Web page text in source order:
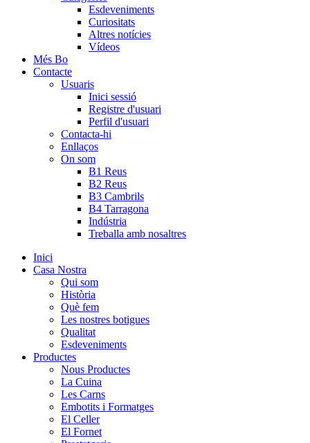
Esdeveniments
Curiositats
Altres notícies
Vídeos
Més Bo
Contacte
Usuaris
Inici sessió
Registre d'usuari
Perfil d'usuari
Contacta-hi
Enllaços
On som
B1 Reus
B2 Reus
B3 Cambrils
B4 Tarragona
Indústria
Treballa amb nosaltres
Inici
Casa Nostra
Qui som
Història
Què fem
Les nostres botigues
Qualitat
Esdeveniments
Productes
Nous Productes
La Cuina
Les Carns
Embotits i Formatges
El Celler
El Fornet